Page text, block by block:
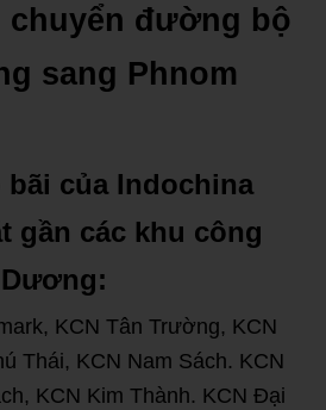
chuyển đường bộ
sang Phnom
bãi của Indochina
gần các khu công
KCN Tân Trường, KCN
Thái, KCN Nam Sách. KCN
KCN Kim Thành. KCN Đại